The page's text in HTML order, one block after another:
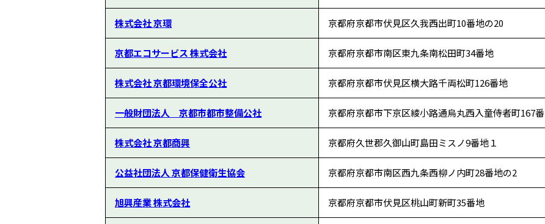
株式会社 京環 京都府京都市伏見区久我西出町10番地の20
京都エコサービス 株式会社 京都府京都市南区東九条南松田町34番地
株式会社 京都環境保全公社 京都府京都市伏見区横大路千両松町126番地
一般財団法人 京都市都市整備公社 京都府京都市下京区綾小路通烏丸西入童侍者町167番
株式会社 京都商興 京都府久世郡久御山町島田ミスノ9番地１
公益社団法人 京都保健衛生協会 京都府京都市南区西九条西柳ノ内町28番地の2
旭興産業 株式会社 京都府京都市伏見区桃山町新町35番地